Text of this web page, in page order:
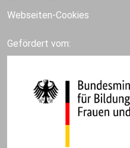
Webseiten-Cookies
Gefördert vom: